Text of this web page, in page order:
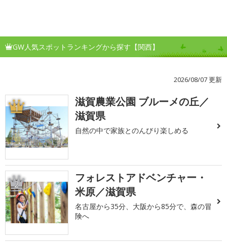
GW人気スポットランキングから探す【関西】
2026/08/07 更新
1
滋賀農業公園 ブルーメの丘／
滋賀県
自然の中で家族とのんびり楽しめる
2
フォレストアドベンチャー・
米原／滋賀県
名古屋から35分、大阪から85分で、森の冒
険へ